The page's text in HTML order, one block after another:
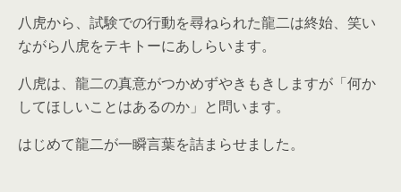
八虎から、試験での行動を尋ねられた龍二は終始、笑い
ながら八虎をテキトーにあしらいます。
八虎は、龍二の真意がつかめずやきもきしますが「何か
してほしいことはあるのか」と問います。
はじめて龍二が一瞬言葉を詰まらせました。